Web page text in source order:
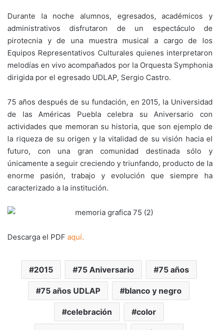
Durante la noche alumnos, egresados, académicos y
administrativos disfrutaron de un espectáculo de
pirotecnia y de una muestra musical a cargo de los
Equipos Representativos Culturales quienes interpretaron
melodías en vivo acompañados por la Orquesta Symphonia
dirigida por el egresado UDLAP, Sergio Castro.
75 años después de su fundación, en 2015, la Universidad
de las Américas Puebla celebra su Aniversario con
actividades que memoran su historia, que son ejemplo de
la riqueza de su origen y la vitalidad de su visión hacia el
futuro, con una gran comunidad destinada sólo y
únicamente a seguir creciendo y triunfando, producto de la
enorme pasión, trabajo y evolución que siempre ha
caracterizado a la institución.
Descarga el PDF aquí.
2015 75 Aniversario 75 años
75 años UDLAP blanco y negro
celebración color